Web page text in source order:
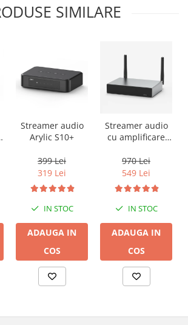
SIMILARE
Streamer audio
Arylic S10+
399 Lei
319 Lei
IN STOC
ADAUGA IN
COS
Streamer audio
cu amplificare
A30+, LAN /Wi-Fi
/Bluetooth,
24bit/192kHz,
Multiroom
970 Lei
549 Lei
IN STOC
ADAUGA IN
COS